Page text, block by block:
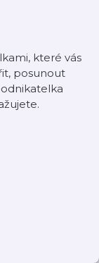
které vás
posunout